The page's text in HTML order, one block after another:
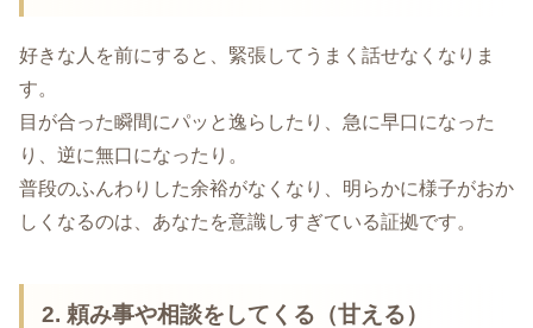
好きな人を前にすると、緊張してうまく話せなくなりま
す。
目が合った瞬間にパッと逸らしたり、急に早口になった
り、逆に無口になったり。
普段のふんわりした余裕がなくなり、明らかに様子がおか
しくなるのは、あなたを意識しすぎている証拠です。
2. 頼み事や相談をしてくる（甘える）